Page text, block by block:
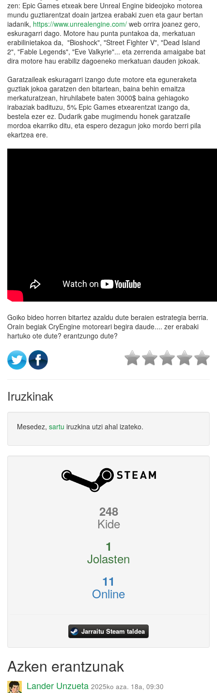
zen: Epic Games etxeak bere Unreal Engine bideojoko motorea
mundu guztiarentzat doain jartzea erabaki zuen eta gaur bertan
iadanik, https://www.unrealengine.com/ web orrira joanez gero,
eskuragarri dago. Motore hau punta puntakoa da, merkatuan
erabilinietakoa da, "Bioshock", "Street Fighter V", "Dead Island
2", "Fable Legends", "Eve Valkyrie"... eta zerrenda amaigabe bat
dira motore hau erabiliz dagoeneko merkatuan dauden jokoak.
Garatzaileak eskuragarri izango dute motore eta eguneraketa
guztiak jokoa garatzen den bitartean, baina behin emaitza
merkaturatzean, hiruhilabete baten 3000$ baina gehiagoko
irabaziak badituzu, 5% Epic Games etxearentzat izango da,
bestela ezer ez. Dudarik gabe mugimendu honek garatzaile
mordoa ekarriko ditu, eta espero dezagun joko mordo berri pila
ekartzea ere.
Goiko bideo horren bitartez azaldu dute beraien estrategia berria.
Orain begiak CryEngine motoreari begira daude.... zer erabaki
hartuko ote dute? erantzungo dute?
Iruzkinak
Mesedez, sartu iruzkina utzi ahal izateko.
248
Kide
1
Jolasten
11
Online
Jarraitu Steam taldea
Azken erantzunak
Lander Unzueta 2025ko aza. 18a, 09:30